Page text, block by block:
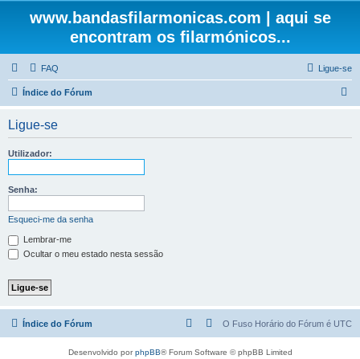
www.bandasfilarmonicas.com | aqui se
encontram os filarmónicos...
FAQ Ligue-se
Índice do Fórum
Ligue-se
Utilizador:
Senha:
Esqueci-me da senha
Lembrar-me
Ocultar o meu estado nesta sessão
Índice do Fórum O Fuso Horário do Fórum é UTC
Desenvolvido porphpBB® Forum Software © phpBB Limited